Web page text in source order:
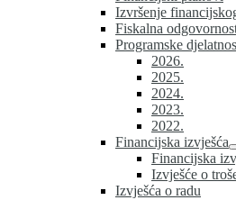
Izvršenje
Fiskalna
Programske
2026.
2025.
2024.
2023.
2022.
Financijska izvješća
Financijska
Izvješće o
Izvješća o radu